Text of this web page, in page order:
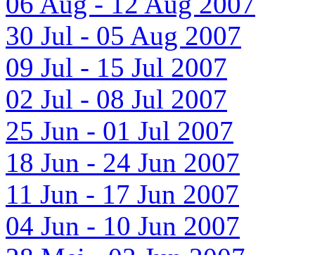
30 Jul - 05 Aug 2007
09 Jul - 15 Jul 2007
02 Jul - 08 Jul 2007
25 Jun - 01 Jul 2007
18 Jun - 24 Jun 2007
11 Jun - 17 Jun 2007
04 Jun - 10 Jun 2007